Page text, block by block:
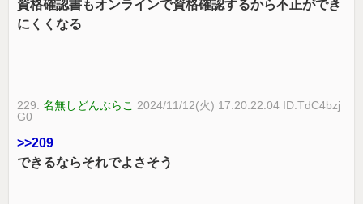
資格確認書もオンラインで資格確認するから不正ができ
にくくなる
229:名無しどんぶらこ 2024/11/12(火) 17:20:22.04 ID:TdC4bzj
G0
>>209
できるならそれでよさそう